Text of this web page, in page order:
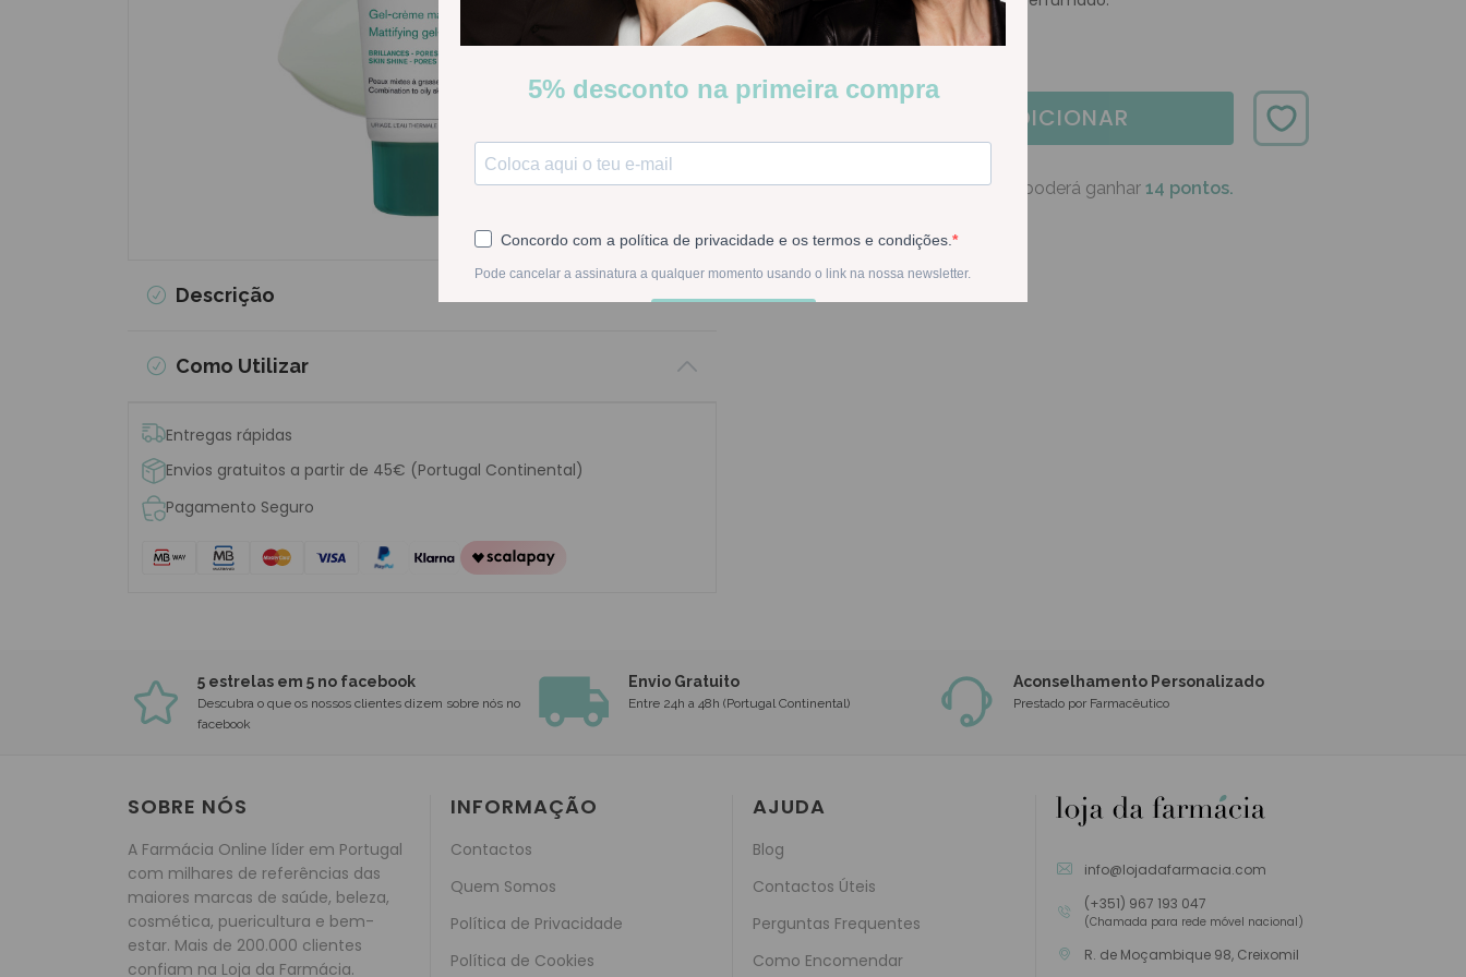
Descrição
Como Utilizar
Entregas rápidas
Envios gratuitos a partir de 45€ (Portugal Continental)
Pagamento Seguro
ADICIONAR
Na compra deste produto poderá ganhar 14 pontos.
5 estrelas em 5 no facebook
Descubra o que os nossos clientes dizem sobre nós no
facebook
Envio Gratuito
Entre 24h a 48h (Portugal Continental)
Aconselhamento Personalizado
Prestado por Farmacêutico
SOBRE NÓS
A Farmácia Online líder em Portugal
com milhares de referências das
maiores marcas de saúde, beleza,
cosmética, puericultura e bem-
estar. Mais de 200.000 clientes
confiam na Loja da Farmácia.
INFORMAÇÃO
Contactos
Quem Somos
Política de Privacidade
Política de Cookies
AJUDA
Blog
Contactos Úteis
Perguntas Frequentes
Como Encomendar
info@lojadafarmacia.com
(+351) 967 193 047
(Chamada para rede móvel nacional)
R. de Moçambique 98, Creixomil